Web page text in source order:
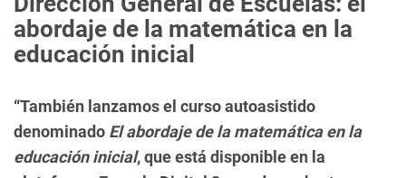
abordaje de la matemática en la
educación inicial
“También lanzamos el curso autoasistido
denominado El abordaje de la matemática en la
educación inicial, que está disponible en la